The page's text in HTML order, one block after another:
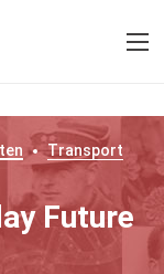
Transport
Future